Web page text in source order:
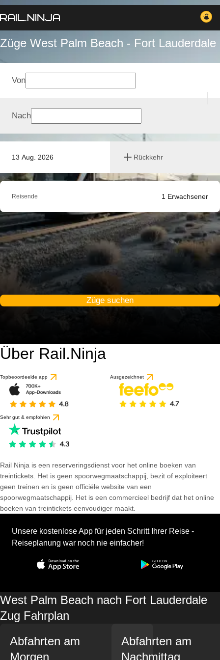
Züge West Palm Beach - Fort Lauderdale
13 Aug. 2026 Rückkehr
Von
Nach
Reisende 1 Erwachsener
Züge suchen
Über Rail.Ninja
Topbeoordeelde app Ausgezeichnet
Sehr gut & empfohlen
Rail Ninja is een reserveringsdienst voor het online boeken van
treintickets. Het is geen spoorwegmaatschappij, bezit of exploiteert
geen treinen en is geen officiële website van een
spoorwegmaatschappij. Het is een commercieel bedrijf dat het online
boeken van treintickets eenvoudiger maakt.
Unsere kostenlose App für jeden Schritt Ihrer Reise -
Reiseplanung war noch nie einfacher!
West Palm Beach nach Fort Lauderdale
Zug Fahrplan
Abfahrten am
Morgen
Abfahrten am
Nachmittag